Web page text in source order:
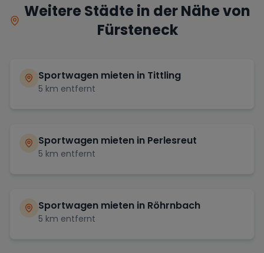
Weitere Städte in der Nähe von
Fürsteneck
Sportwagen mieten in Tittling
5 km entfernt
Sportwagen mieten in Perlesreut
5 km entfernt
Sportwagen mieten in Röhrnbach
5 km entfernt